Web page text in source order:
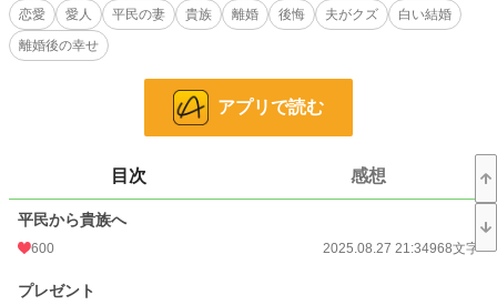
ない女性が一緒にいた。
セリーヌは、この時初めて夫から聞かされた。
夫には愛人がいた。
誤字脱字があります。更新が不定期ですが読んで貰えましたら嬉しいです。
恋愛
愛人 平民の妻 貴族 離婚 後悔 夫がクズ
白い結婚
離婚後の幸せ
アプリで読む
目次 感想
平民から貴族へ
600 2025.08.27 21:34968文字
プレゼント